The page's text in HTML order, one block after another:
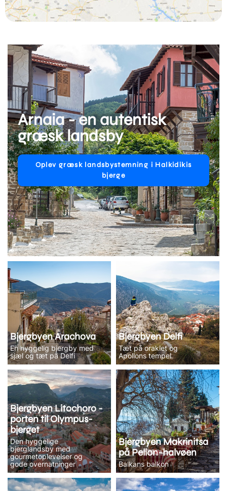
Arnaia - en autentisk
græsk landsby
Oplev græsk landsbystemning i Halkidikis
bjerge
Bjergbyen Arachova
En hyggelig bjergby med
sjæl og tæt på Delfi
Bjergbyen Delfi
Tæt på oraklet og
Apollons tempel
Bjergbyen Litochoro -
porten til Olympus-
bjerget
Den hyggelige
bjerglandsby med
gourmetoplevelser og
gode overnatninger
Bjergbyen Makrinitsa
på Pelion-halvøen
Balkans balkon